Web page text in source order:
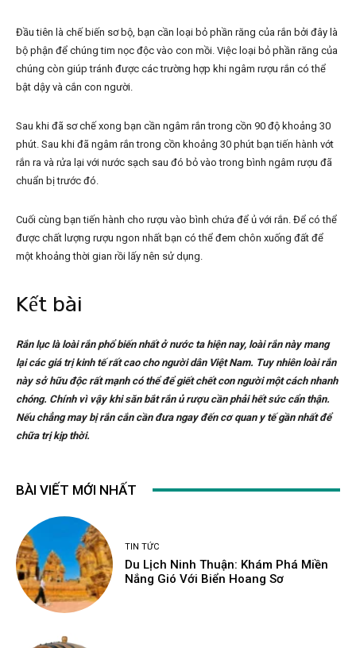
Đầu tiên là chế biến sơ bộ, bạn cần loại bỏ phần răng của rắn bởi đây là
bộ phận để chúng tim nọc độc vào con mồi. Việc loại bỏ phần răng của
chúng còn giúp tránh được các trường hợp khi ngâm rượu rắn có thể
bật dậy và cắn con người.
Sau khi đã sơ chế xong bạn cần ngâm rắn trong cồn 90 độ khoảng 30
phút. Sau khi đã ngâm rắn trong cồn khoảng 30 phút bạn tiến hành vớt
rắn ra và rửa lại với nước sạch sau đó bỏ vào trong bình ngâm rượu đã
chuẩn bị trước đó.
Cuối cùng bạn tiến hành cho rượu vào bình chứa để ủ với rắn. Để có thể
được chất lượng rượu ngon nhất bạn có thể đem chôn xuống đất để
một khoảng thời gian rồi lấy nên sử dụng.
Kết bài
Rắn lục là loài rắn phổ biến nhất ở nước ta hiện nay, loài rắn này mang
lại các giá trị kinh tế rất cao cho người dân Việt Nam. Tuy nhiên loài rắn
này sở hữu độc rất mạnh có thể để giết chết con người một cách nhanh
chóng. Chính vì vậy khi săn bắt rắn ủ rượu cần phải hết sức cẩn thận.
Nếu chẳng may bị rắn cắn cần đưa ngay đến cơ quan y tế gần nhất để
chữa trị kịp thời.
BÀI VIẾT MỚI NHẤT
TIN TỨC
Du Lịch Ninh Thuận: Khám Phá Miền
Nắng Gió Với Biển Hoang Sơ